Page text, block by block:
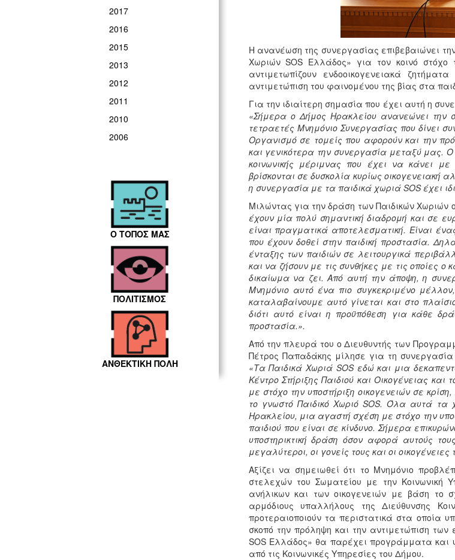
2017
2016
2015
2013
2012
2011
2010
2006
Ο ΤΟΠΟΣ ΜΑΣ
ΠΟΛΙΤΙΣΜΟΣ
ΑΝΘΕΚΤΙΚΗ ΠΟΛΗ
Η ανανέωση της συνεργασίας επιβεβαιώνει
Χωριών SOS Ελλάδος» για τον κοινό στόχο
αντιμετωπίζουν ενδοοικογενειακά
αντιμετώπιση του φαινομένου της βίας στα
Για την ιδιαίτερη σημασία που έχει αυτή η
«Σήμερα ο Δήμος Ηρακλείου ανανεώνει την
τετραετές Μνημόνιο Συνεργασίας που δίνει
Οργανισμό σε τομείς που αφορούν και την
και γενικότερα την συνεργασία μεταξύ μας.
κοινωνικής μέριμνας που έχει να κάνει
βρίσκονται σε δυσκολία κυρίως οικογενειακή
η συνεργασία με τα παιδικά χωριά SOS έχει
Μιλώντας για την δράση των Παιδικών Χωριών
έχουν μία πολύ σημαντική διαδρομή και σε
είναι πραγματικά αποτελεσματική. Είναι
που έχουν δοθεί στην παιδική προστασία.
ένταξης των παιδιών σε λειτουργικά
και να ζήσουν με τις συνθήκες με τις οποίες
δικαίωμα να ζει. Από αυτή την άποψη, η
Μνημόνιο αυτό ένα πιο συγκεκριμένο
καταλαβαίνουμε αυτό γίνεται και στο
διότι αυτό είναι η προϋπόθεση για κάθε
προστασία.».
Από την πλευρά του ο Διευθυντής των
Πέτρος Παπαδάκης μίλησε για τη
«Τα Παιδικά Χωριά SOS εδώ και μια
Κέντρο Στήριξης Παιδιού και Οικογένειας
με στόχο την υποστήριξη οικογενειών σε
το γνωστό Παιδικό Χωριό SOS. Όλα αυτά
Ηρακλείου, μια αγαστή σχέση με στόχο την
παιδιού που είναι σε κίνδυνο. Σήμερα
υποστηρικτική δράση όσον αφορά αυτούς
μεγαλύτεροι, οι γονείς τους και οι οικογένειες
Αξίζει να σημειωθεί ότι το Μνημόνιο
στελεχών του Σωματείου με την
ανήλικων και των οικογενειών με βάση το
αρμόδιους υπαλλήλους της Διεύθυνσης
προτεραιοποιούν τα περιστατικά στα οποία
σκοπό την πρόληψη και την αντιμετώπιση των
SOS Ελλάδος» θα παρέχει προγράμματα και
από τις Κοινωνικές Υπηρεσίες του Δήμου.